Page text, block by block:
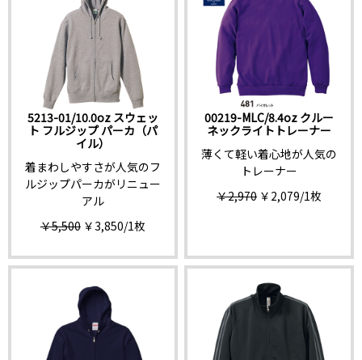
5213-01/10.0oz スウェッ
ト フルジップ パーカ（パ
イル）
着まわしやすさが人気のフ
ルジップパーカがリニュー
アル
￥5,500 ￥3,850/1枚
00219-MLC/8.4oz クルー
ネックライトトレーナー
薄くて軽い着心地が人気の
トレーナー
￥2,970 ￥2,079/1枚